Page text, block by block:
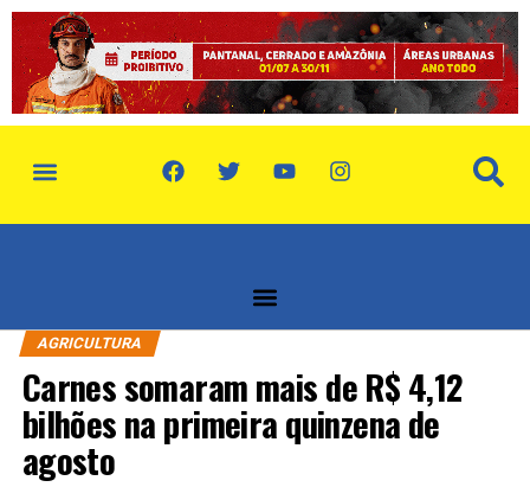
AGRICULTURA
Carnes somaram mais de R$ 4,12
bilhões na primeira quinzena de
agosto